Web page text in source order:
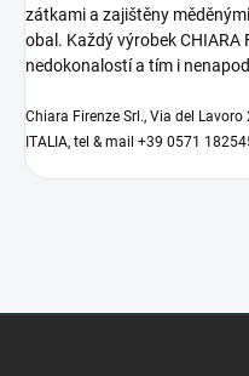
zátkami a zajištěny
obal. Každý výrobek CHIARA
nedokonalostí a tím i
Chiara Firenze Srl., Via del
ITALIA, tel & mail +39 0571